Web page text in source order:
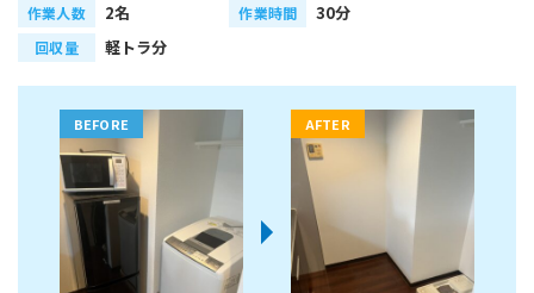
作業人数 2名 作業時間 30分
回収量 軽トラ分